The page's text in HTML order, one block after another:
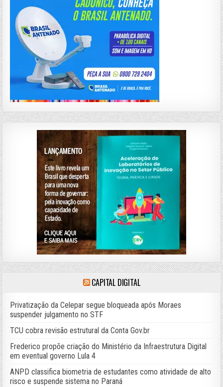
CAPITAL DIGITAL
Privatização da Celepar segue bloqueada após Moraes
suspender julgamento no STF
TCU cobra revisão estrutural da Conta Gov.br
Frederico propõe criação do Ministério da Infraestrutura Digital
em eventual governo Lula 4
ANPD classifica biometria de estudantes como atividade de alto
risco e suspende sistema no Paraná